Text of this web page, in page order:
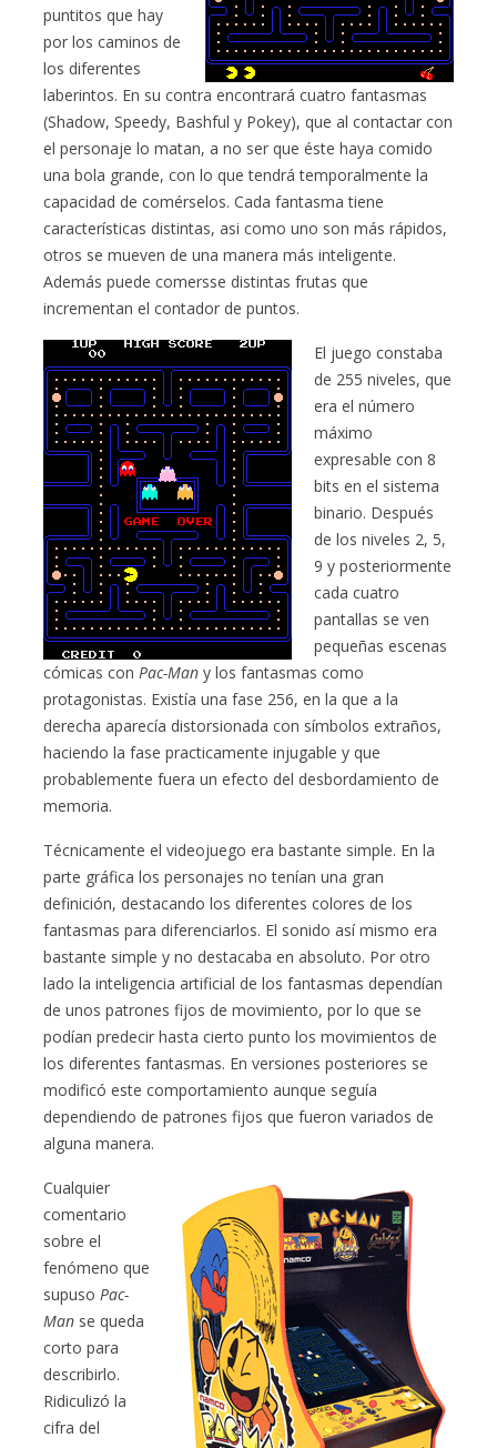
puntitos que hay
por los caminos de
los diferentes
laberintos. En su contra encontrará cuatro fantasmas
(Shadow, Speedy, Bashful y Pokey), que al contactar con
el personaje lo matan, a no ser que éste haya comido
una bola grande, con lo que tendrá temporalmente la
capacidad de comérselos. Cada fantasma tiene
características distintas, asi como uno son más rápidos,
otros se mueven de una manera más inteligente.
Además puede comersse distintas frutas que
incrementan el contador de puntos.
El juego constaba
de 255 niveles, que
era el número
máximo
expresable con 8
bits en el sistema
binario. Después
de los niveles 2, 5,
9 y posteriormente
cada cuatro
pantallas se ven
pequeñas escenas
cómicas con Pac-Man y los fantasmas como
protagonistas. Existía una fase 256, en la que a la
derecha aparecía distorsionada con símbolos extraños,
haciendo la fase practicamente injugable y que
probablemente fuera un efecto del desbordamiento de
memoria.
Técnicamente el videojuego era bastante simple. En la
parte gráfica los personajes no tenían una gran
definición, destacando los diferentes colores de los
fantasmas para diferenciarlos. El sonido así mismo era
bastante simple y no destacaba en absoluto. Por otro
lado la inteligencia artificial de los fantasmas dependían
de unos patrones fijos de movimiento, por lo que se
podían predecir hasta cierto punto los movimientos de
los diferentes fantasmas. En versiones posteriores se
modificó este comportamiento aunque seguía
dependiendo de patrones fijos que fueron variados de
alguna manera.
Cualquier
comentario
sobre el
fenómeno que
supuso Pac-
Man se queda
corto para
describirlo.
Ridiculizó la
cifra del